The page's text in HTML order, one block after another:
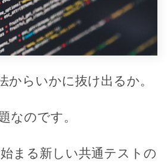
からいかに抜け出るか。
なのです。
まる新しい共通テストの